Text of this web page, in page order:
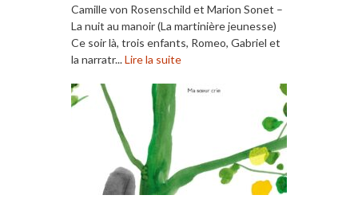
Camille von Rosenschild et Marion Sonet –
La nuit au manoir (La martinière jeunesse)
Ce soir là, trois enfants, Romeo, Gabriel et
la narratr...Lire la suite